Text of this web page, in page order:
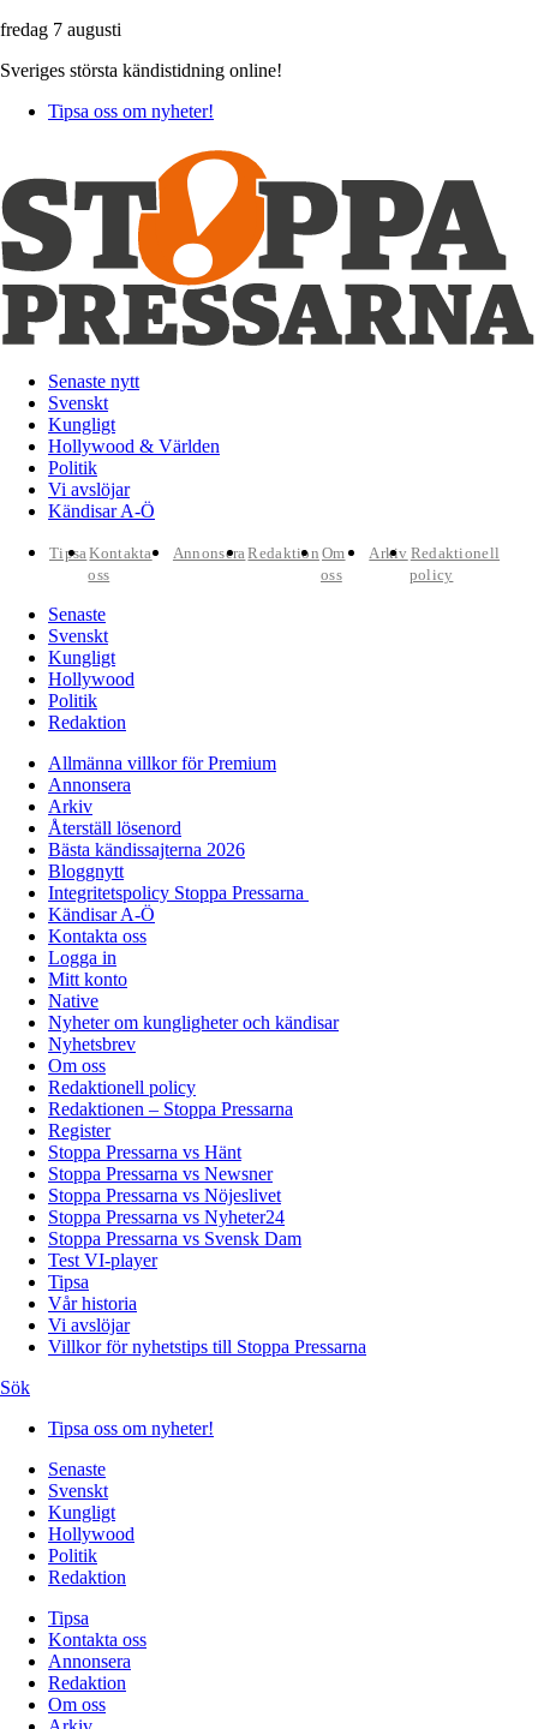
fredag 7 augusti
Sveriges största kändistidning online!
Tipsa oss om nyheter!
Senaste nytt
Svenskt
Kungligt
Hollywood & Världen
Politik
Vi avslöjar
Kändisar A-Ö
TipsaKontakta
oss
AnnonseraRedaktion Om
oss
Arkiv Redaktionell
policy
Senaste
Svenskt
Kungligt
Hollywood
Politik
Redaktion
Allmänna villkor för Premium
Annonsera
Arkiv
Återställ lösenord
Bästa kändissajterna 2026
Bloggnytt
Integritetspolicy Stoppa Pressarna
Kändisar A-Ö
Kontakta oss
Logga in
Mitt konto
Native
Nyheter om kungligheter och kändisar
Nyhetsbrev
Om oss
Redaktionell policy
Redaktionen – Stoppa Pressarna
Register
Stoppa Pressarna vs Hänt
Stoppa Pressarna vs Newsner
Stoppa Pressarna vs Nöjeslivet
Stoppa Pressarna vs Nyheter24
Stoppa Pressarna vs Svensk Dam
Test VI-player
Tipsa
Vår historia
Vi avslöjar
Villkor för nyhetstips till Stoppa Pressarna
Sök
Tipsa oss om nyheter!
Senaste
Svenskt
Kungligt
Hollywood
Politik
Redaktion
Tipsa
Kontakta oss
Annonsera
Redaktion
Om oss